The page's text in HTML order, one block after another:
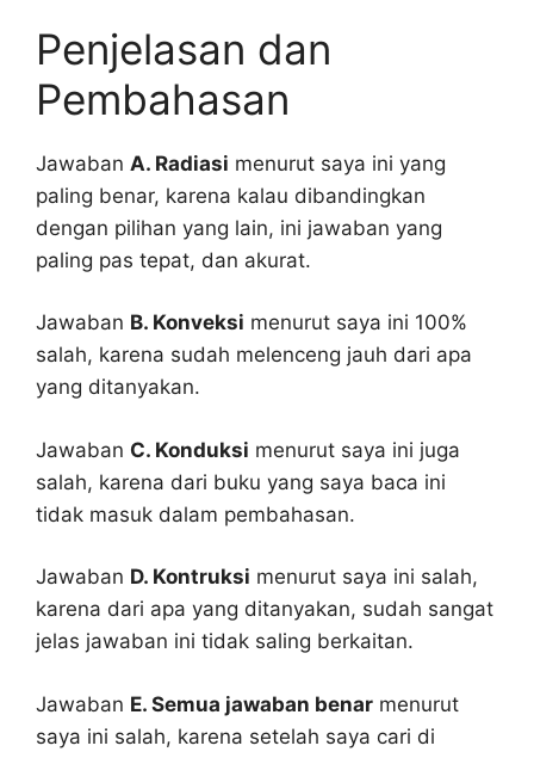
Penjelasan dan
Pembahasan
Jawaban A. Radiasi menurut saya ini yang
paling benar, karena kalau dibandingkan
dengan pilihan yang lain, ini jawaban yang
paling pas tepat, dan akurat.
Jawaban B. Konveksi menurut saya ini 100%
salah, karena sudah melenceng jauh dari apa
yang ditanyakan.
Jawaban C. Konduksi menurut saya ini juga
salah, karena dari buku yang saya baca ini
tidak masuk dalam pembahasan.
Jawaban D. Kontruksi menurut saya ini salah,
karena dari apa yang ditanyakan, sudah sangat
jelas jawaban ini tidak saling berkaitan.
Jawaban E. Semua jawaban benar menurut
saya ini salah, karena setelah saya cari di